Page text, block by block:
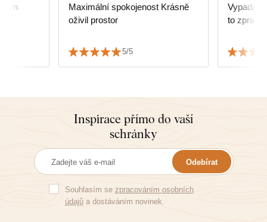
Maximální spokojenost Krásně
oživil prostor
5/5
Vypadá
to
Inspirace přímo do vaší
schránky
Odebírat
Souhlasím se zpracováním osobních
údajůa dostáváním novinek.